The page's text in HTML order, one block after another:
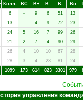
Колл- ВC В+ В= В- Вo
6 - 9 6 51
13
13 - 4 9 72
23
24 5 16 7 99 26
21 2 7 4 90 29
26 4 10 10 67 28
28 3 4 23 81 24
1099 173 614 823 3301 979
управления